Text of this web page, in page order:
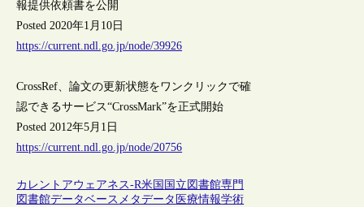
報提供依頼書を公開
Posted 2020年1月10日
https://current.ndl.go.jp/node/39926
CrossRef、論文の更新状態をワンクリックで確
認できるサービス“CrossMark”を正式開始
Posted 2012年5月1日
https://current.ndl.go.jp/node/20756
カレントアウェアネス-R米国 国立図書館専門
図書館データベース メタデータ 医療情報学術